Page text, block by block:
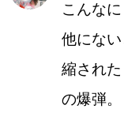
こんな
他にな
縮され
の爆弾